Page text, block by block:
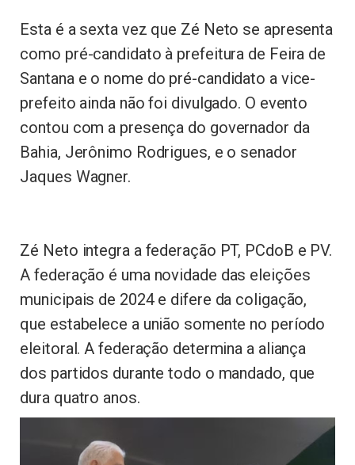
Esta é a sexta vez que Zé Neto se apresenta
como pré-candidato à prefeitura de Feira de
Santana e o nome do pré-candidato a vice-
prefeito ainda não foi divulgado. O evento
contou com a presença do governador da
Bahia, Jerônimo Rodrigues, e o senador
Jaques Wagner.
Zé Neto integra a federação PT, PCdoB e PV.
A federação é uma novidade das eleições
municipais de 2024 e difere da coligação,
que estabelece a união somente no período
eleitoral. A federação determina a aliança
dos partidos durante todo o mandado, que
dura quatro anos.